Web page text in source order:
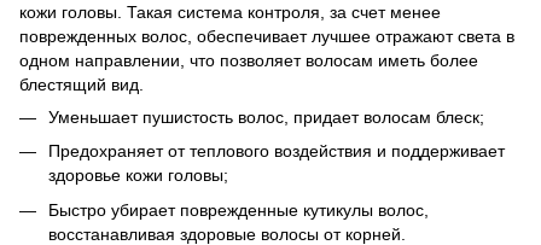
кожи головы. Такая система контроля, за счет менее
поврежденных волос, обеспечивает лучшее отражают света в
одном направлении, что позволяет волосам иметь более
блестящий вид.
Уменьшает пушистость волос, придает волосам блеск;
Предохраняет от теплового воздействия и поддерживает
здоровье кожи головы;
Быстро убирает поврежденные кутикулы волос,
восстанавливая здоровые волосы от корней.